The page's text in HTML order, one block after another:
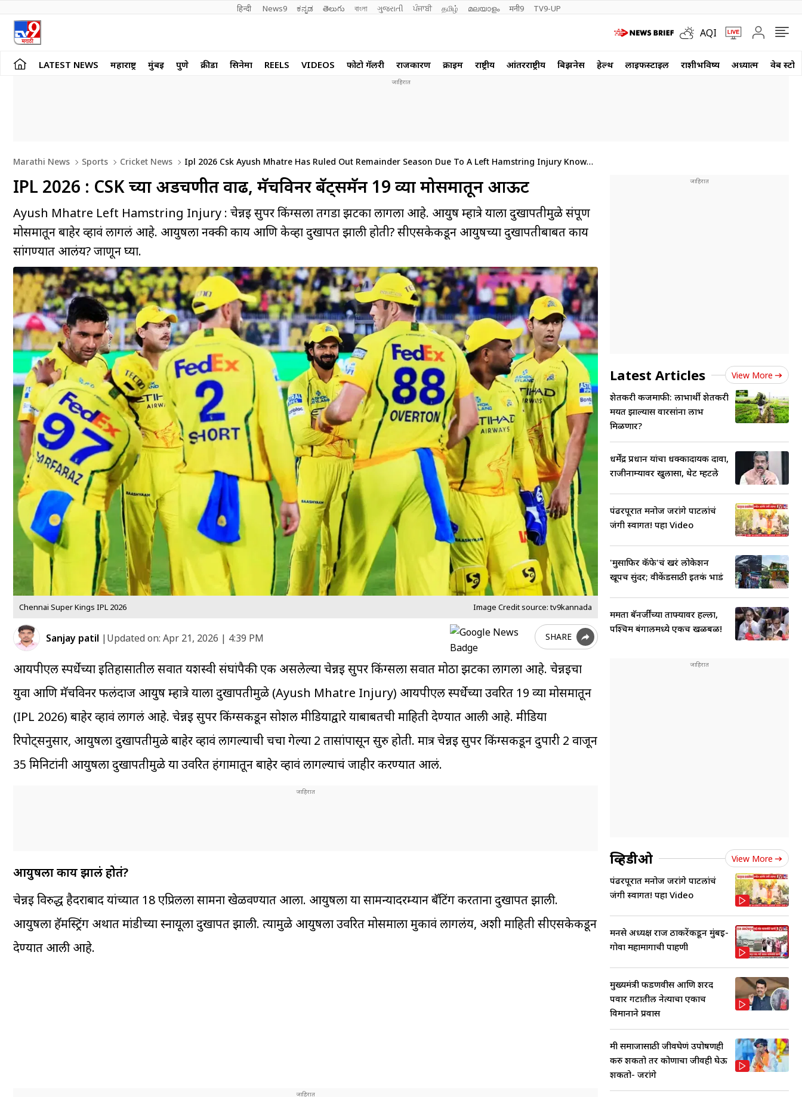
हिन्दी News9 ಕನ್ನಡ తెలుగు বাংলা ગુજરાતી ਪੰਜਾਬੀ தமிழ் മലയാളം मनी9 TV9-UP
AQI
LATEST NEWS महाराष्ट्र मुंबई पुणे क्रीडा सिनेमा REELS VIDEOS फोटो गॅलरी राजकारण क्राईम राष्ट्रीय आंतरराष्ट्रीय बिझनेस हेल्थ लाईफस्टाईल राशीभविष्य अध्यात्म वेब
Marathi News Sports Cricket News
Ipl 2026 Csk Ayush Mhatre Has Ruled Out Remainder Season Due To A Left Hamstring Injury Know
IPL 2026 : CSK च्या अडचणीत वाढ, मॅचविनर बॅट्समॅन 19 व्या मोसमातून आऊट
Ayush Mhatre Left Hamstring Injury : चेन्नई सुपर किंग्सला तगडा झटका लागला आहे. आयुष म्हात्रे याला दुखापतीमुळे संपूर्ण
मोसमातून बाहेर व्हावं लागलं आहे. आयुषला नक्की काय आणि केव्हा दुखापत झाली होती? सीएसकेकडून आयुषच्या दुखापतीबाबत काय
सांगण्यात आलंय? जाणून घ्या.
Chennai Super Kings IPL 2026 Image Credit source: tv9kannada
Sanjay patil |Updated on: Apr 21, 2026 | 4:39 PM SHARE
आयपीएल स्पर्धेच्या इतिहासातील सर्वात यशस्वी संघांपैकी एक असलेल्या चेन्नई सुपर किंग्सला सर्वात मोठा झटका लागला आहे. चेन्नईचा
युवा आणि मॅचविनर फलंदाज आयुष म्हात्रे याला दुखापतीमुळे (Ayush Mhatre Injury) आयपीएल स्पर्धेच्या उर्वरित 19 व्या मोसमातून
(IPL 2026) बाहेर व्हावं लागलं आहे. चेन्नई सुपर किंग्सकडून सोशल मीडियाद्वारे याबाबतची माहिती देण्यात आली आहे. मीडिया
रिपोर्ट्सनुसार, आयुषला दुखापतीमुळे बाहेर व्हावं लागल्याची चर्चा गेल्या 2 तासांपासून सुरु होती. मात्र चेन्नई सुपर किंग्सकडून दुपारी 2 वाजून
35 मिनिटांनी आयुषला दुखापतीमुळे या उर्वरित हंगामातून बाहेर व्हावं लागल्याचं जाहीर करण्यात आलं.
आयुषला काय झालं होतं?
चेन्नई विरुद्ध हैदराबाद यांच्यात 18 एप्रिलला सामना खेळवण्यात आला. आयुषला या सामन्यादरम्यान बॅटिंग करताना दुखापत झाली.
आयुषला हॅमस्ट्रिंग अर्थात मांडीच्या स्नायूला दुखापत झाली. त्यामुळे आयुषला उर्वरित मोसमाला मुकावं लागलंय, अशी माहिती सीएसकेकडून
देण्यात आली आहे.
Latest Articles View More
शेतकरी कर्जमाफी: लाभार्थी शेतकरी
मयत झाल्यास वारसांना लाभ
मिळणार?
धर्मेंद्र प्रधान यांचा धक्कादायक दावा,
राजीनाम्यावर खुलासा, थेट म्हटले
पंढरपूरात मनोज जरांगे पाटलांचं
जंगी स्वागत! पहा Video
'मुसाफिर कॅफे'चं खरं लोकेशन
खूपच सुंदर; वीकेंडसाठी इतकं भाडं
ममता बॅनर्जींच्या ताफ्यावर हल्ला,
पश्चिम बंगालमध्ये एकच खळबळ!
व्हिडीओ View More
पंढरपूरात मनोज जरांगे पाटलांचं
जंगी स्वागत! पहा Video
मनसे अध्यक्ष राज ठाकरेंकडून मुंबई-
गोवा महामार्गाची पाहणी
मुख्यमंत्री फडणवीस आणि शरद
पवार गटातील नेत्याचा एकाच
विमानाने प्रवास
मी समाजासाठी जीवघेणं उपोषणही
करु शकतो तर कोणाचा जीवही घेऊ
शकतो- जरांगे